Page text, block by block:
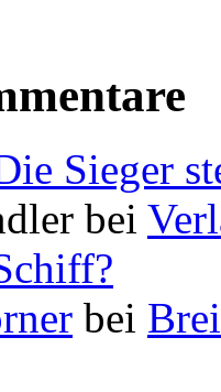
Sieger
bei
bei